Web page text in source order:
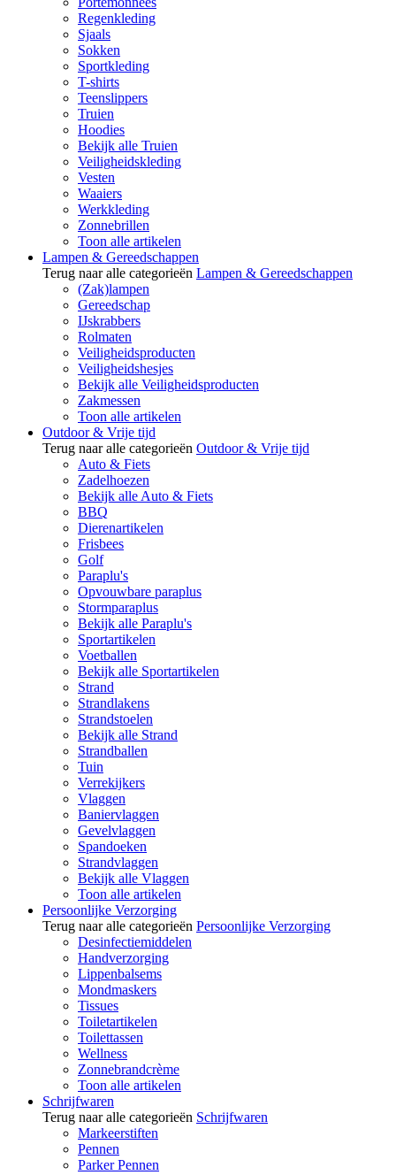
Regenkleding
Sjaals
Sokken
Sportkleding
T-shirts
Teenslippers
Truien
Hoodies
Bekijk alle Truien
Veiligheidskleding
Vesten
Waaiers
Werkkleding
Zonnebrillen
Toon alle artikelen
Lampen & Gereedschappen
Terug naar alle categorieën Lampen & Gereedschappen
(Zak)lampen
Gereedschap
IJskrabbers
Rolmaten
Veiligheidsproducten
Veiligheidshesjes
Bekijk alle Veiligheidsproducten
Zakmessen
Toon alle artikelen
Outdoor & Vrije tijd
Terug naar alle categorieën Outdoor & Vrije tijd
Auto & Fiets
Zadelhoezen
Bekijk alle Auto & Fiets
BBQ
Dierenartikelen
Frisbees
Golf
Paraplu's
Opvouwbare paraplus
Stormparaplus
Bekijk alle Paraplu's
Sportartikelen
Voetballen
Bekijk alle Sportartikelen
Strand
Strandlakens
Strandstoelen
Bekijk alle Strand
Strandballen
Tuin
Verrekijkers
Vlaggen
Baniervlaggen
Gevelvlaggen
Spandoeken
Strandvlaggen
Bekijk alle Vlaggen
Toon alle artikelen
Persoonlijke Verzorging
Terug naar alle categorieën Persoonlijke Verzorging
Desinfectiemiddelen
Handverzorging
Lippenbalsems
Mondmaskers
Tissues
Toiletartikelen
Toilettassen
Wellness
Zonnebrandcrème
Toon alle artikelen
Schrijfwaren
Terug naar alle categorieën Schrijfwaren
Markeerstiften
Pennen
Parker Pennen